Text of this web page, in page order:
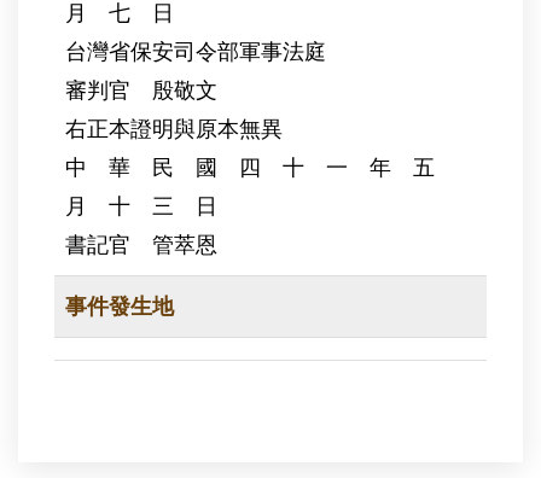
月 七 日
台灣省保安司令部軍事法庭
審判官 殷敬文
右正本證明與原本無異
中 華 民 國 四 十 一 年 五
月 十 三 日
書記官 管萃恩
事件發生地